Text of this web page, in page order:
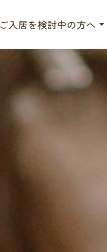
ご入居を検討中の方へ